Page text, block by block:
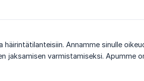
Annamme sinulle
varmistamiseksi. Apumme